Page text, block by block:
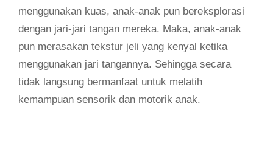
menggunakan kuas, anak-anak pun bereksplorasi
dengan jari-jari tangan mereka. Maka, anak-anak
pun merasakan tekstur jeli yang kenyal ketika
menggunakan jari tangannya. Sehingga secara
tidak langsung bermanfaat untuk melatih
kemampuan sensorik dan motorik anak.